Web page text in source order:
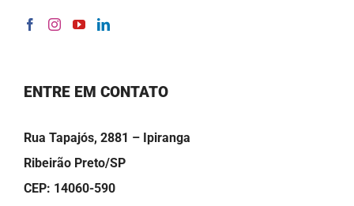
ENTRE EM CONTATO
Rua Tapajós, 2881 – Ipiranga
Ribeirão Preto/SP
CEP: 14060-590